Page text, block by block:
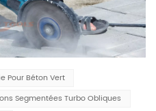
Pour Béton Vert
Segmentées Turbo Obliques